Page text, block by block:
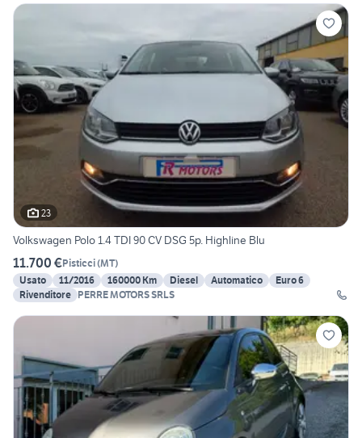
23
Volkswagen Polo 1.4 TDI 90 CV DSG 5p. Highline Blu
11.700 €Pisticci(MT)
Usato
11/2016 160000 Km Diesel Automatico
Euro 6
Rivenditore PERRE MOTORS SRLS